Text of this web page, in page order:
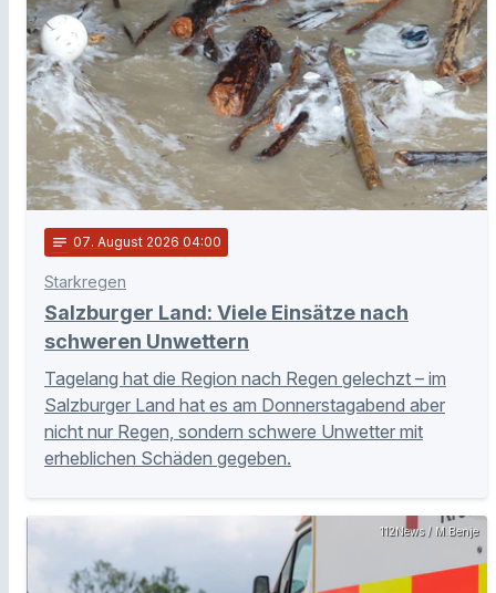
notes 07. August 2026 04:00
Starkregen
Salzburger Land: Viele Einsätze nach
schweren Unwettern
Tagelang hat die Region nach Regen gelechzt – im
Salzburger Land hat es am Donnerstagabend aber
nicht nur Regen, sondern schwere Unwetter mit
erheblichen Schäden gegeben.
112News / M.Benje